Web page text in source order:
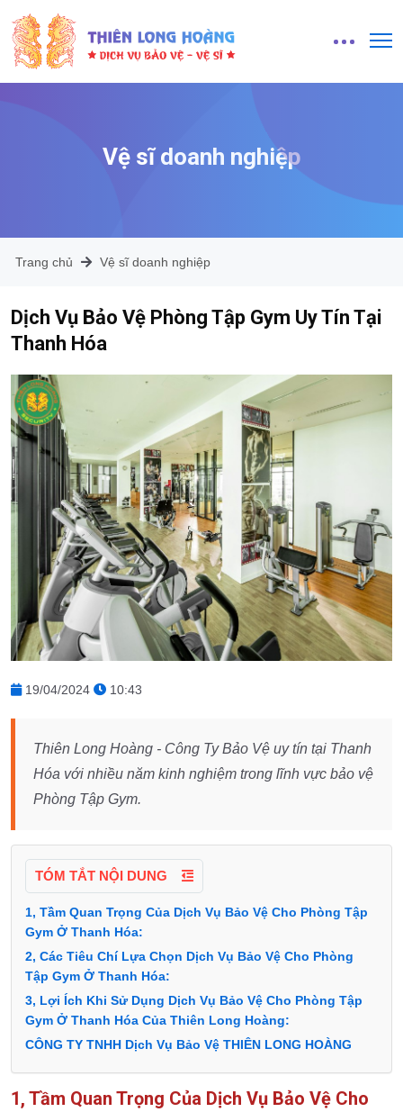
Vệ sĩ doanh nghiệp
Trang chủ Vệ sĩ doanh nghiệp
Dịch Vụ Bảo Vệ Phòng Tập Gym Uy Tín Tại
Thanh Hóa
19/04/2024 10:43
Thiên Long Hoàng - Công Ty Bảo Vệ uy tín tại Thanh
Hóa với nhiều năm kinh nghiệm trong lĩnh vực bảo vệ
Phòng Tập Gym.
TÓM TẮT NỘI DUNG
1, Tầm Quan Trọng Của Dịch Vụ Bảo Vệ Cho Phòng Tập
Gym Ở Thanh Hóa:
2, Các Tiêu Chí Lựa Chọn Dịch Vụ Bảo Vệ Cho Phòng
Tập Gym Ở Thanh Hóa:
3, Lợi Ích Khi Sử Dụng Dịch Vụ Bảo Vệ Cho Phòng Tập
Gym Ở Thanh Hóa Của Thiên Long Hoàng:
CÔNG TY TNHH Dịch Vụ Bảo Vệ THIÊN LONG HOÀNG
1, Tầm Quan Trọng Của Dịch Vụ Bảo Vệ Cho